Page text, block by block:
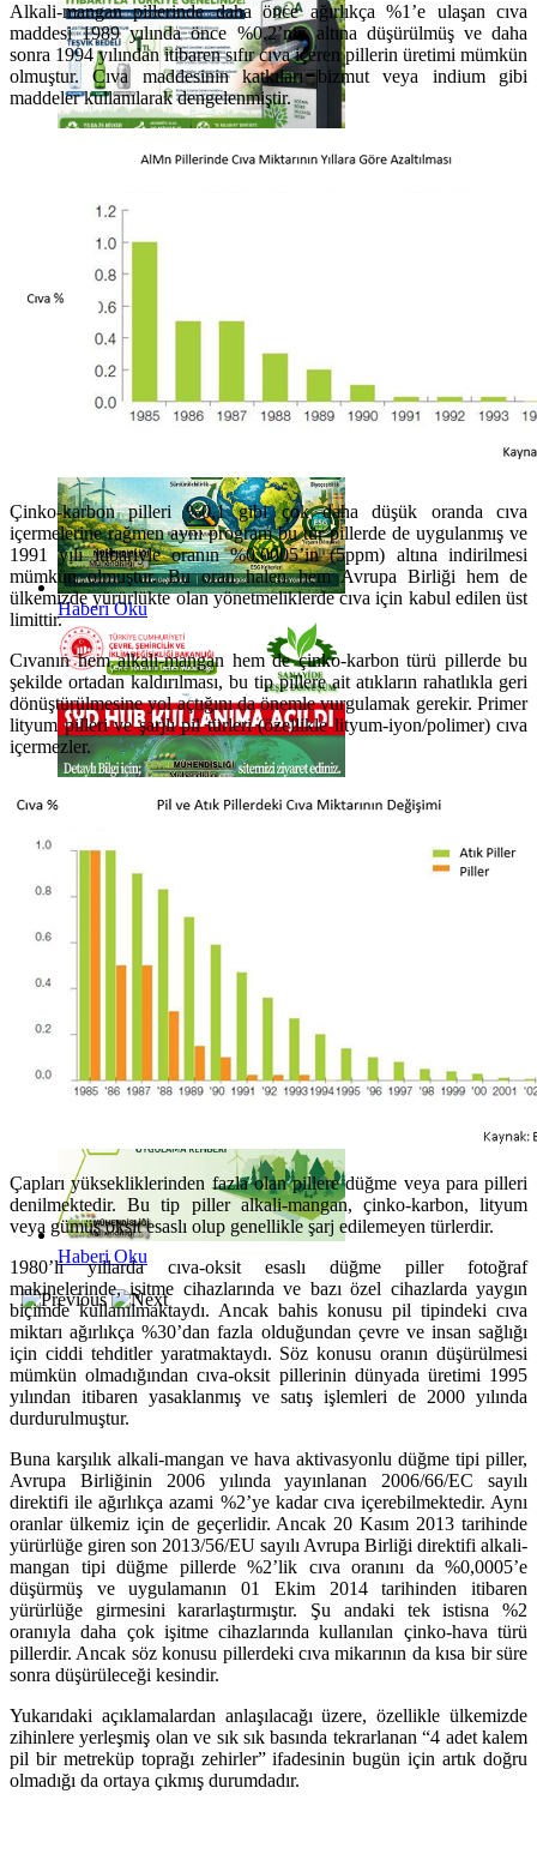
Haberi Oku
Haberi Oku
Haberi Oku
Haberi Oku
Alkali-mangan pillerinde daha önce ağırlıkça %1’e ulaşan cıva
maddesi 1989 yılında önce %0,2’nin altına düşürülmüş ve daha
sonra 1994 yılından itibaren sıfır cıva içeren pillerin üretimi mümkün
olmuştur. Cıva maddesinin katkıları bizmut veya indium gibi
maddeler kullanılarak dengelenmiştir.
Çinko-karbon pilleri %0,1 gibi çok daha düşük oranda cıva
içermelerine rağmen aynı program bu tür pillerde de uygulanmış ve
1991 yılı itibariyle oranın %0,0005’in (5ppm) altına indirilmesi
mümkün olmuştur. Bu oran halen hem Avrupa Birliği hem de
ülkemizde yürürlükte olan yönetmeliklerde cıva için kabul edilen üst
limittir.
Cıvanın hem alkali-mangan hem de çinko-karbon türü pillerde bu
şekilde ortadan kaldırılması, bu tip pillere ait atıkların rahatlıkla geri
dönüştürülmesine yol açtığını da önemle vurgulamak gerekir. Primer
lityum pilleri ve şarjlı pil türleri (özellikle lityum-iyon/polimer) cıva
içermezler.
Çapları yüksekliklerinden fazla olan pillere düğme veya para pilleri
denilmektedir. Bu tip piller alkali-mangan, çinko-karbon, lityum
veya gümüş oksit esaslı olup genellikle şarj edilemeyen türlerdir.
1980’li yıllarda cıva-oksit esaslı düğme piller fotoğraf
makinelerinde, işitme cihazlarında ve bazı özel cihazlarda yaygın
biçimde kullanılmaktaydı. Ancak bahis konusu pil tipindeki cıva
miktarı ağırlıkça %30’dan fazla olduğundan çevre ve insan sağlığı
için ciddi tehditler yaratmaktaydı. Söz konusu oranın düşürülmesi
mümkün olmadığından cıva-oksit pillerinin dünyada üretimi 1995
yılından itibaren yasaklanmış ve satış işlemleri de 2000 yılında
durdurulmuştur.
Buna karşılık alkali-mangan ve hava aktivasyonlu düğme tipi piller,
Avrupa Birliğinin 2006 yılında yayınlanan 2006/66/EC sayılı
direktifi ile ağırlıkça azami %2’ye kadar cıva içerebilmektedir. Aynı
oranlar ülkemiz için de geçerlidir. Ancak 20 Kasım 2013 tarihinde
yürürlüğe giren son 2013/56/EU sayılı Avrupa Birliği direktifi alkali-
mangan tipi düğme pillerde %2’lik cıva oranını da %0,0005’e
düşürmüş ve uygulamanın 01 Ekim 2014 tarihinden itibaren
yürürlüğe girmesini kararlaştırmıştır. Şu andaki tek istisna %2
oranıyla daha çok işitme cihazlarında kullanılan çinko-hava türü
pillerdir. Ancak söz konusu pillerdeki cıva mikarının da kısa bir süre
sonra düşürüleceği kesindir.
Yukarıdaki açıklamalardan anlaşılacağı üzere, özellikle ülkemizde
zihinlere yerleşmiş olan ve sık sık basında tekrarlanan “4 adet kalem
pil bir metreküp toprağı zehirler” ifadesinin bugün için artık doğru
olmadığı da ortaya çıkmış durumdadır.